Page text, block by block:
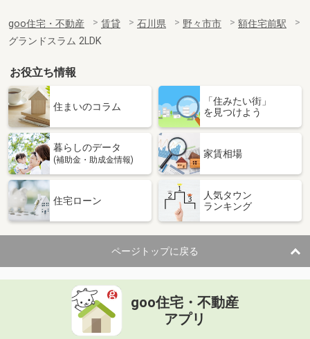
goo住宅・不動産 賃貸 石川県 野々市市
額住宅前駅
グランドスラム 2LDK
お役立ち情報
住まいのコラム
「住みたい街」
を見つけよう
暮らしのデータ
(補助金・助成金情報)
家賃相場
住宅ローン
人気タウン
ランキング
ページトップに戻る
goo住宅・不動産
アプリ